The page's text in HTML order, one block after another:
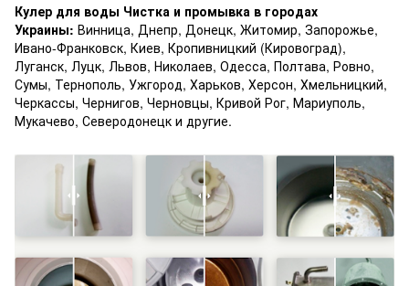
Кулер для воды Чистка и промывка в городах
Украины: Винница, Днепр, Донецк, Житомир, Запорожье,
Ивано-Франковск, Киев, Кропивницкий (Кировоград),
Луганск, Луцк, Львов, Николаев, Одесса, Полтава, Ровно,
Сумы, Тернополь, Ужгород, Харьков, Херсон, Хмельницкий,
Черкассы, Чернигов, Черновцы, Кривой Рог, Мариуполь,
Мукачево, Северодонецк и другие.